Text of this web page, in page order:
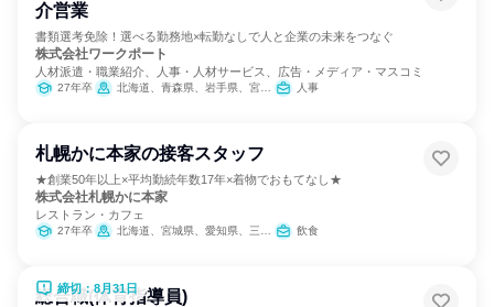
介営業
書類選考免除！選べる勤務地×転勤なしで人と企業の未来をつなぐ
株式会社ワークポート
人材派遣・職業紹介、人事・人材サービス、広告・メディア・マスコミ
27年卒 北海道、青森県、岩手県、宮城県、秋田県、山形県、福島県、茨城県、栃木県、群馬県、埼玉県、千葉県、東京都、神奈川県、新潟県、富山県、石川県、福井県、山梨県、長野県、岐阜県、静岡県、愛知県、三重県、滋賀県、京都府、大阪府、兵庫県、奈良県、和歌山県、鳥取県、島根県、岡山県、広島県、山口県、徳島県、香川県、愛媛県、高知県、福岡県、佐賀県、長崎県、熊本県、大分県、宮崎県、鹿児島県、沖縄県 人事
札幌かに本家の接客スタッフ
★創業50年以上×平均勤続年数17年×着物でおもてなし★
株式会社札幌かに本家
レストラン・カフェ
27年卒 北海道、宮城県、愛知県、三重県、福岡県 飲食
締切：8月31日
総合職(体育指導員)